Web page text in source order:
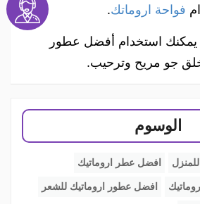
فواحة اروماتك.
يمكنك استخدام أفضل عطور
جو مريح وترحيب.
الوسوم
افضل عطر اروماتيك
افضل عطور اروماتيك للشعر